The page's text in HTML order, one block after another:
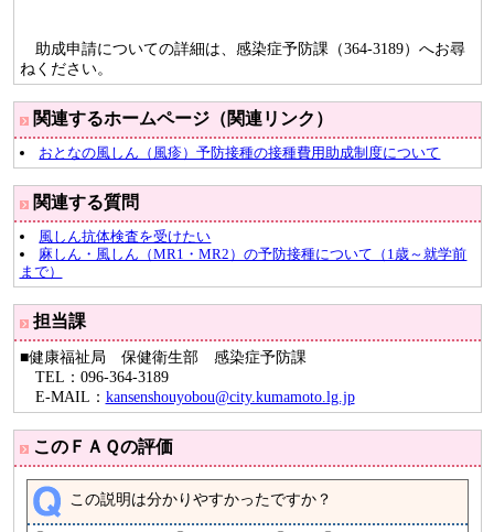
助成申請についての詳細は、感染症予防課（364-3189）へお尋
ねください。
関連するホームページ（関連リンク）
おとなの風しん（風疹）予防接種の接種費用助成制度について
関連する質問
風しん抗体検査を受けたい
麻しん・風しん（MR1・MR2）の予防接種について（1歳～就学前
まで）
担当課
■健康福祉局 保健衛生部 感染症予防課
TEL：096-364-3189
E-MAIL： kansenshouyobou@city.kumamoto.lg.jp
このＦＡＱの評価
この説明は分かりやすかったですか？